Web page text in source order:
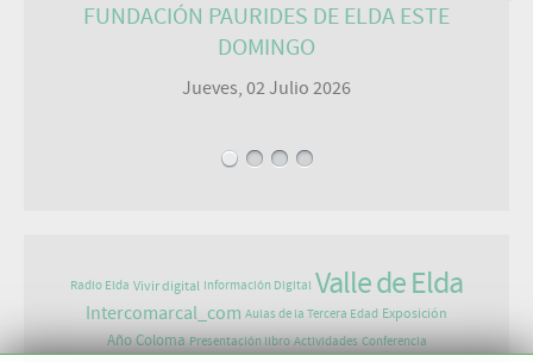
FUNDACIÓN PAURIDES DE ELDA ESTE
DOMINGO
Jueves, 02 Julio 2026
Radio Elda Vivir digital Información Digital Valle de Elda
Intercomarcal_com Aulas de la Tercera Edad Exposición
Año Coloma Presentación libro Actividades Conferencia